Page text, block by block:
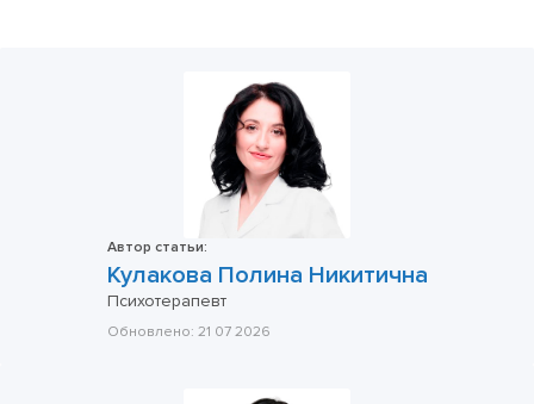
Автор статьи:
Кулакова Полина Никитична
Психотерапевт
Обновлено: 21 07 2026